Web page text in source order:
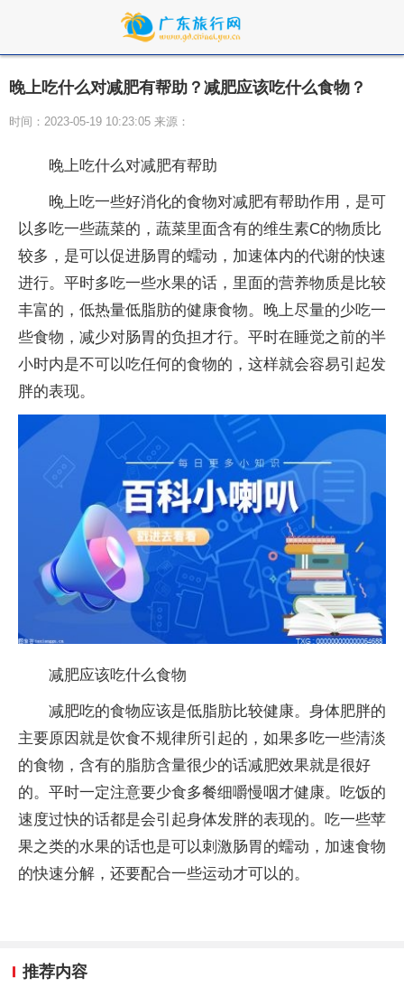
晚上吃什么对减肥有帮助？减肥应该吃什么食物？
时间：2023-05-19 10:23:05 来源：
晚上吃什么对减肥有帮助
晚上吃一些好消化的食物对减肥有帮助作用，是可
以多吃一些蔬菜的，蔬菜里面含有的维生素C的物质比
较多，是可以促进肠胃的蠕动，加速体内的代谢的快速
进行。平时多吃一些水果的话，里面的营养物质是比较
丰富的，低热量低脂肪的健康食物。晚上尽量的少吃一
些食物，减少对肠胃的负担才行。平时在睡觉之前的半
小时内是不可以吃任何的食物的，这样就会容易引起发
胖的表现。
减肥应该吃什么食物
减肥吃的食物应该是低脂肪比较健康。身体肥胖的
主要原因就是饮食不规律所引起的，如果多吃一些清淡
的食物，含有的脂肪含量很少的话减肥效果就是很好
的。平时一定注意要少食多餐细嚼慢咽才健康。吃饭的
速度过快的话都是会引起身体发胖的表现的。吃一些苹
果之类的水果的话也是可以刺激肠胃的蠕动，加速食物
的快速分解，还要配合一些运动才可以的。
推荐内容